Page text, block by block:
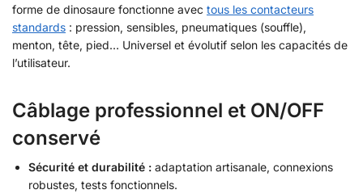
forme de dinosaure fonctionne avec tous les contacteurs
standards : pression, sensibles, pneumatiques (souffle),
menton, tête, pied… Universel et évolutif selon les capacités de
l’utilisateur.
Câblage professionnel et ON/OFF
conservé
Sécurité et durabilité : adaptation artisanale, connexions
robustes, tests fonctionnels.